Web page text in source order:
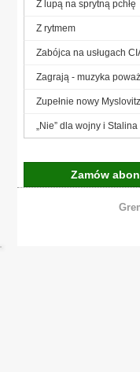
Z lupą na sprytną pchłę
Z rytmem
Zabójca na usługach
Zagrają - muzyka
Zupełnie nowy Myslovitz
„Nie” dla wojny i Stalina
Zamów